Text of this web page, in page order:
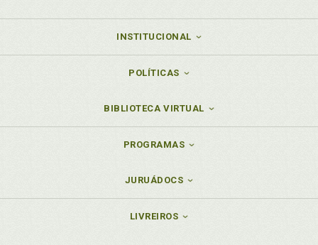
INSTITUCIONAL
POLÍTICAS
BIBLIOTECA VIRTUAL
PROGRAMAS
JURUÁDOCS
LIVREIROS